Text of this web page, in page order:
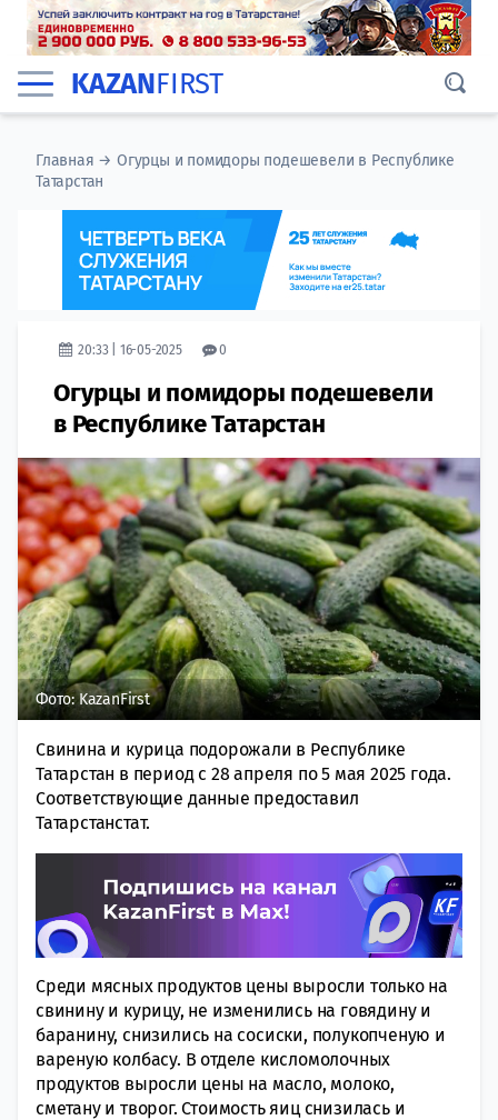
KAZANFIRST
Главная →Огурцы и помидоры подешевели в Республике
Татарстан
20:33 | 16-05-2025 0
Огурцы и помидоры подешевели
в Республике Татарстан
Фото: KazanFirst
Свинина и курица подорожали в Республике
Татарстан в период с 28 апреля по 5 мая 2025 года.
Соответствующие данные предоставил
Татарстанстат.
Среди мясных продуктов цены выросли только на
свинину и курицу, не изменились на говядину и
баранину, снизились на сосиски, полукопченую и
вареную колбасу. В отделе кисломолочных
продуктов выросли цены на масло, молоко,
сметану и творог. Стоимость яиц снизилась и